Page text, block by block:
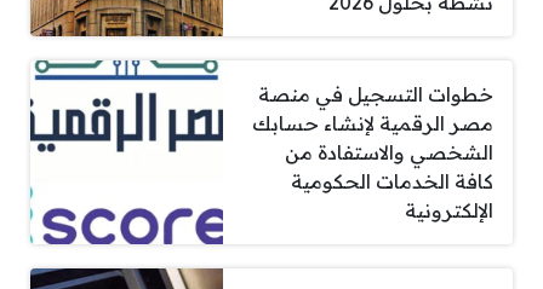
خطوات التسجيل في منصة
مصر الرقمية لإنشاء حسابك
الشخصي والاستفادة من
كافة الخدمات الحكومية
الإلكترونية